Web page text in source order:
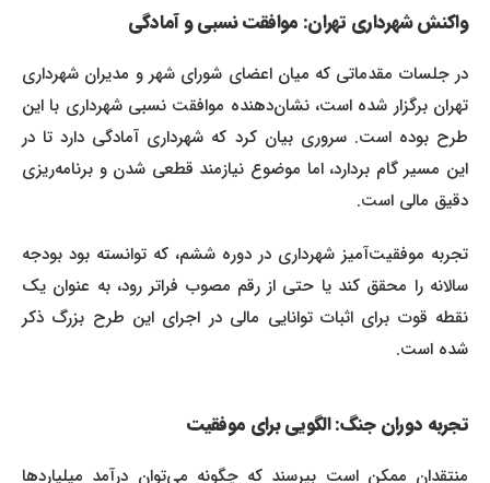
واکنش شهرداری تهران: موافقت نسبی و آمادگی
در جلسات مقدماتی که میان اعضای شورای شهر و مدیران شهرداری
تهران برگزار شده است، نشان‌دهنده موافقت نسبی شهرداری با این
طرح بوده است. سروری بیان کرد که شهرداری آمادگی دارد تا در
این مسیر گام بردارد، اما موضوع نیازمند قطعی شدن و برنامه‌ریزی
دقیق مالی است.
تجربه موفقیت‌آمیز شهرداری در دوره ششم، که توانسته بود بودجه
سالانه را محقق کند یا حتی از رقم مصوب فراتر رود، به عنوان یک
نقطه قوت برای اثبات توانایی مالی در اجرای این طرح بزرگ ذکر
شده است.
تجربه دوران جنگ: الگویی برای موفقیت
منتقدان ممکن است بپرسند که چگونه می‌توان درآمد میلیاردها